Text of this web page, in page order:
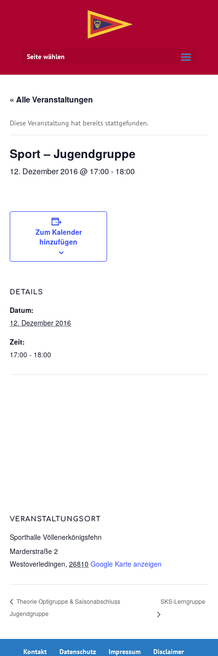
Seite wählen
« Alle Veranstaltungen
Diese Veranstaltung hat bereits stattgefunden.
Sport – Jugendgruppe
12. Dezember 2016 @ 17:00 - 18:00
Zum Kalender
hinzufügen
DETAILS
Datum:
12. Dezember 2016
Zeit:
17:00 - 18:00
VERANSTALTUNGSORT
Sporthalle Völlenerkönigsfehn
Marderstraße 2
Westoverledingen, 26810 Google Karte anzeigen
Theorie Optigruppe & Saisonabschluss
Jugendgruppe
SKS-Lerngruppe
Kontakt Datenschutz Impressum Disclaimer